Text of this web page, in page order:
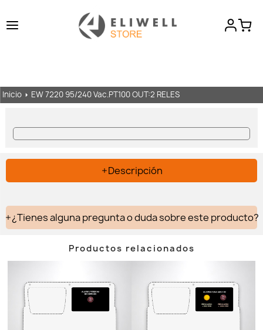
Este producto ya no esta disponible.
Inicio EW 7220 95/240 Vac.PT100 OUT:2 RELES
Descripción
¿Tienes alguna pregunta o duda sobre este producto?
Productos relacionados